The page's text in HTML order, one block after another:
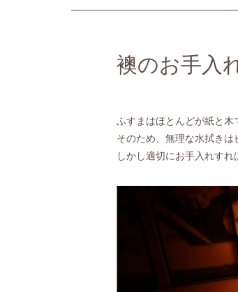
襖のお手入
ふすまはほとんどが紙と木
そのため、無理な水拭きは
しかし適切にお手入れすれ